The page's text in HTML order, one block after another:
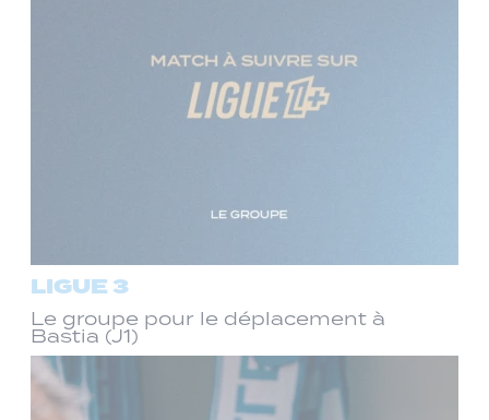
LIGUE 3
Le groupe pour le déplacement à
Bastia (J1)